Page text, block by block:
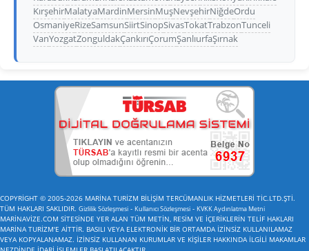
KırşehirMalatyaMardinMersinMuşNevşehirNiğdeOrdu
OsmaniyeRizeSamsunSiirtSinopSivasTokatTrabzonTunceli
VanYozgatZonguldakÇankırıÇorumŞanlıurfaŞırnak
COPYRİGHT © 2005-2026 MARİNA TURİZM BİLİŞİM TERCÜMANLIK HİZMETLERİ TİC.LTD.ŞTİ.
TÜM HAKLARI SAKLIDIR. Gizlilik Sözleşmesi - Kullanıcı Sözleşmesi - KVKK Aydınlatma Metni
MARİNAVİZE.COM SİTESİNDE YER ALAN TÜM METİN, RESİM VE İÇERİKLERİN TELİF HAKLARI
MARİNA TURİZM'E AİTTİR. BASILI VEYA ELEKTRONİK BİR ORTAMDA İZİNSİZ KULLANILAMAZ
VEYA KOPYALANAMAZ. İZİNSİZ KULLANAN KURUMLAR VE KİŞİLER HAKKINDA İLGİLİ MAKAMLAR